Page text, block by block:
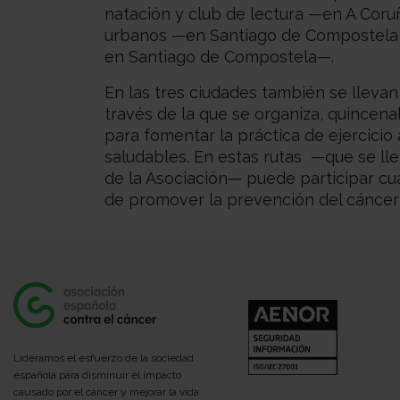
natación y club de lectura —en A
urbanos —en Santiago de
en Santiago de Compostela—.
En las tres ciudades también se
través de la que se organiza,
para fomentar la práctica de
saludables. En estas rutas —que se
de la Asociación— puede participar
de promover la prevención del
Lideramos el esfuerzo de la sociedad
española para disminuir el impacto
causado por el cáncer y mejorar la vida